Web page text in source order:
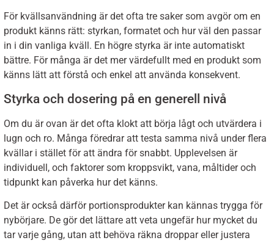
För kvällsanvändning är det ofta tre saker som avgör om en
produkt känns rätt: styrkan, formatet och hur väl den passar
in i din vanliga kväll. En högre styrka är inte automatiskt
bättre. För många är det mer värdefullt med en produkt som
känns lätt att förstå och enkel att använda konsekvent.
Styrka och dosering på en generell nivå
Om du är ovan är det ofta klokt att börja lågt och utvärdera i
lugn och ro. Många föredrar att testa samma nivå under flera
kvällar i stället för att ändra för snabbt. Upplevelsen är
individuell, och faktorer som kroppsvikt, vana, måltider och
tidpunkt kan påverka hur det känns.
Det är också därför portionsprodukter kan kännas trygga för
nybörjare. De gör det lättare att veta ungefär hur mycket du
tar varje gång, utan att behöva räkna droppar eller justera